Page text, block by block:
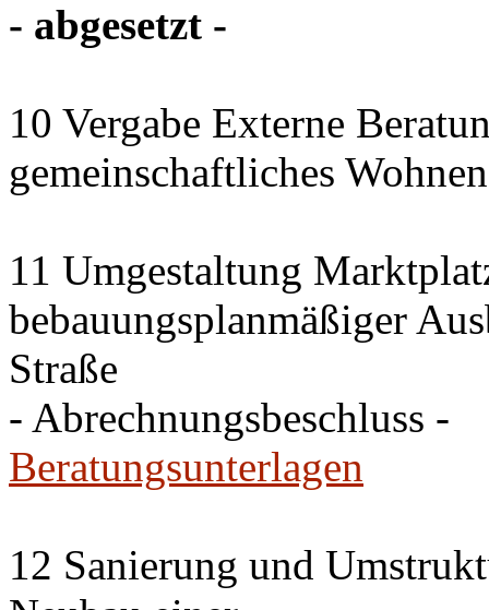
- abgesetzt -
10 Vergabe Externe
gemeinschaftliches Wohnen
11 Umgestaltung
bebauungsplanmäßiger
Straße
- Abrechnungsbeschluss -
Beratungsunterlagen
12 Sanierung und